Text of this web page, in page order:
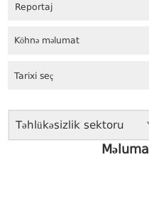
Reportaj
Təhlükəsizlik sektoru
Köhnə məlumat